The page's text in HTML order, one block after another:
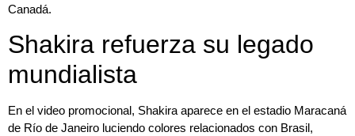
Canadá.
Shakira refuerza su legado
mundialista
En el video promocional, Shakira aparece en el estadio Maracaná
de Río de Janeiro luciendo colores relacionados con Brasil,